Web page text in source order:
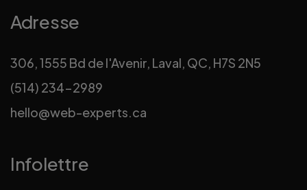
Adresse
306, 1555 Bd de l'Avenir, Laval, QC, H7S 2N5
(514) 234-2989
hello@web-experts.ca
Infolettre